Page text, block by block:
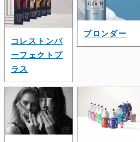
コレストンパ
ーフェクトプ
ラス
ブロンダー